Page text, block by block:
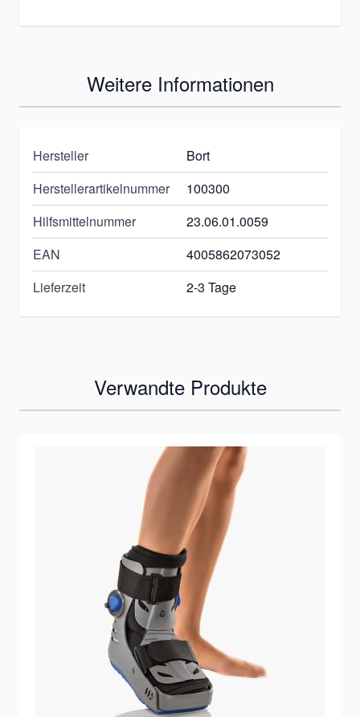
Weitere Informationen
Hersteller
Bort
Herstellerartikelnummer
100300
Hilfsmittelnummer
23.06.01.0059
EAN
4005862073052
Lieferzeit
2-3 Tage
Verwandte Produkte